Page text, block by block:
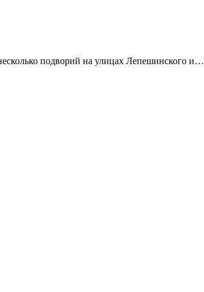
подворий на улицах Лепешинского и…